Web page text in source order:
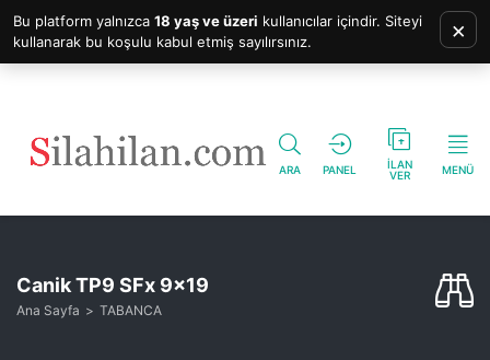
ARA PANEL
İLAN
VER
MENÜ
Canik TP9 SFx 9×19
Ana Sayfa TABANCA
Bu platform yalnızca 18 yaş ve üzeri kullanıcılar içindir. Siteyi
kullanarak bu koşulu kabul etmiş sayılırsınız.
×